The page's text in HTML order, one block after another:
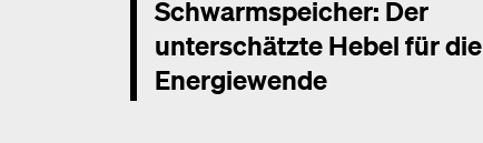
Schwarmspeicher: Der
unterschätzte Hebel für die
Energiewende